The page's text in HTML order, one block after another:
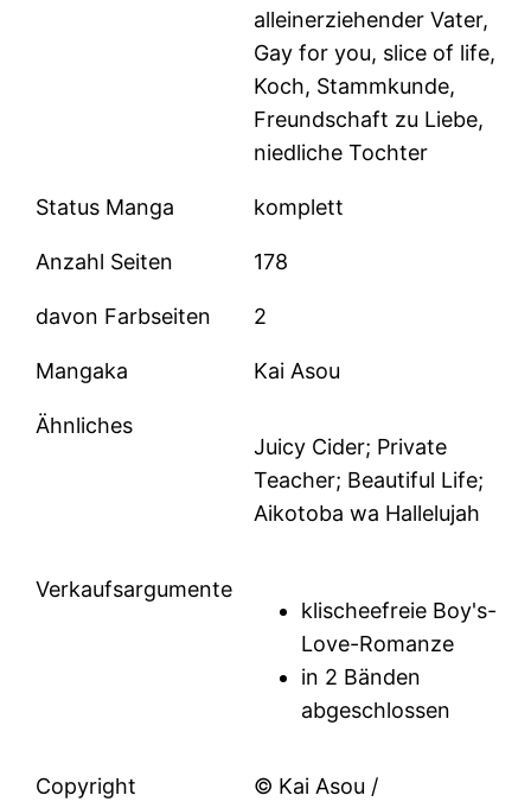
alleinerziehender Vater,
Gay for you, slice of life,
Koch, Stammkunde,
Freundschaft zu Liebe,
niedliche Tochter
Status Manga komplett
Anzahl Seiten 178
davon Farbseiten 2
Mangaka Kai Asou
Ähnliches
Juicy Cider; Private
Teacher; Beautiful Life;
Aikotoba wa Hallelujah
Verkaufsargumente
klischeefreie Boy's-
Love-Romanze
in 2 Bänden
abgeschlossen
Copyright
© Kai Asou /